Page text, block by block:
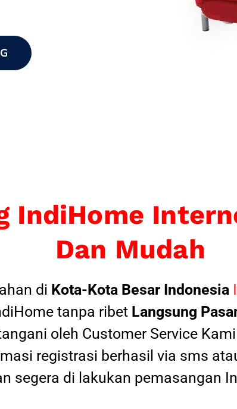
IndiHome
Dan Mudah
di Kota-Kota Besar Indonesia
tanpa ribet Langsung
oleh Customer Service
registrasi berhasil via sms
segera di lakukan pemasangan